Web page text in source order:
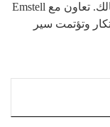
لنبني أنظمة ذكية تفكر وتتعلم وتنمو مع أعمالك. تعاون مع Emstell
وتؤتمت سير